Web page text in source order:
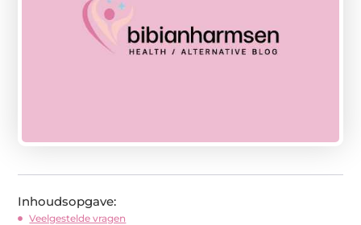
Inhoudsopgave:
Veelgestelde vragen